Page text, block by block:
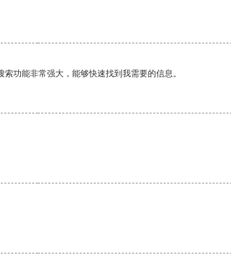
功能非常强大，能够快速找到我需要的信息。